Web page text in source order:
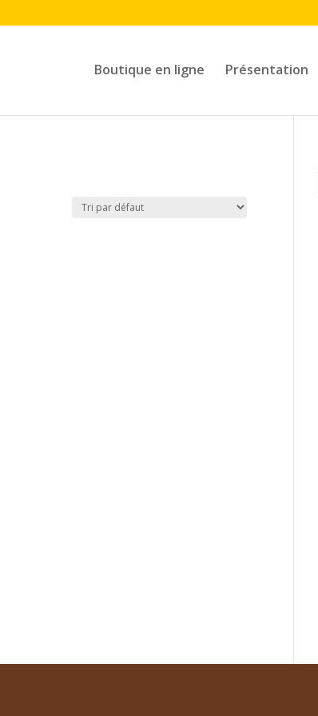
Boutique en ligne Présentation